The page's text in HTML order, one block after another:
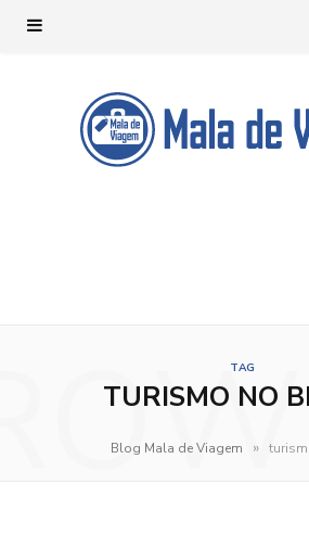
TAG
TURISMO NO
Blog Mala de Viagem »